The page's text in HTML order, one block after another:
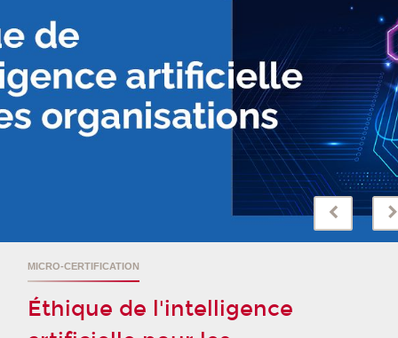
MICRO-CERTIFICATION
Éthique de l'intelligence